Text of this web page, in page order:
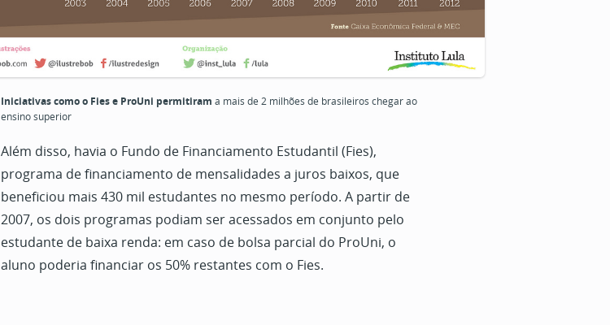
Iniciativas como o Fies e ProUni permitiram a mais de 2 milhões de brasileiros chegar ao
ensino superior
Além disso, havia o Fundo de Financiamento Estudantil (Fies),
programa de financiamento de mensalidades a juros baixos, que
beneficiou mais 430 mil estudantes no mesmo período. A partir de
2007, os dois programas podiam ser acessados em conjunto pelo
estudante de baixa renda: em caso de bolsa parcial do ProUni, o
aluno poderia financiar os 50% restantes com o Fies.